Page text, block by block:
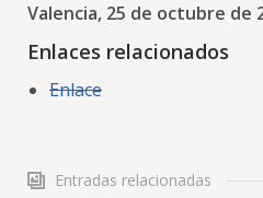
Valencia, 25 de octubre de
Enlaces relacionados
Enlace
Entradas relacionadas